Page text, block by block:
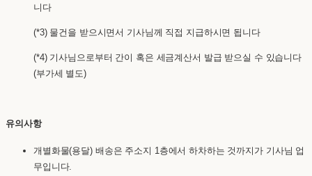
니다
(*3) 물건을 받으시면서 기사님께 직접 지급하시면 됩니다
(*4) 기사님으로부터 간이 혹은 세금계산서 발급 받으실 수 있습니다
(부가세 별도)
유의사항
개별화물(용달) 배송은 주소지 1층에서 하차하는 것까지가 기사님 업
무입니다.